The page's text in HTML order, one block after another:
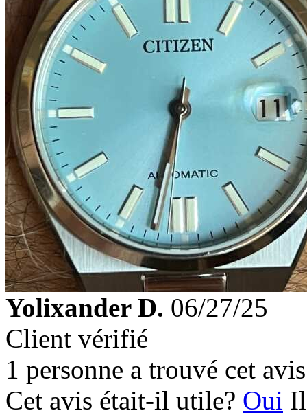
Yolixander D. 06/27/25
Client vérifié
1 personne a trouvé cet
Cet avis était-il utile? Oui